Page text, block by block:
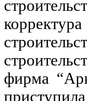
фирма